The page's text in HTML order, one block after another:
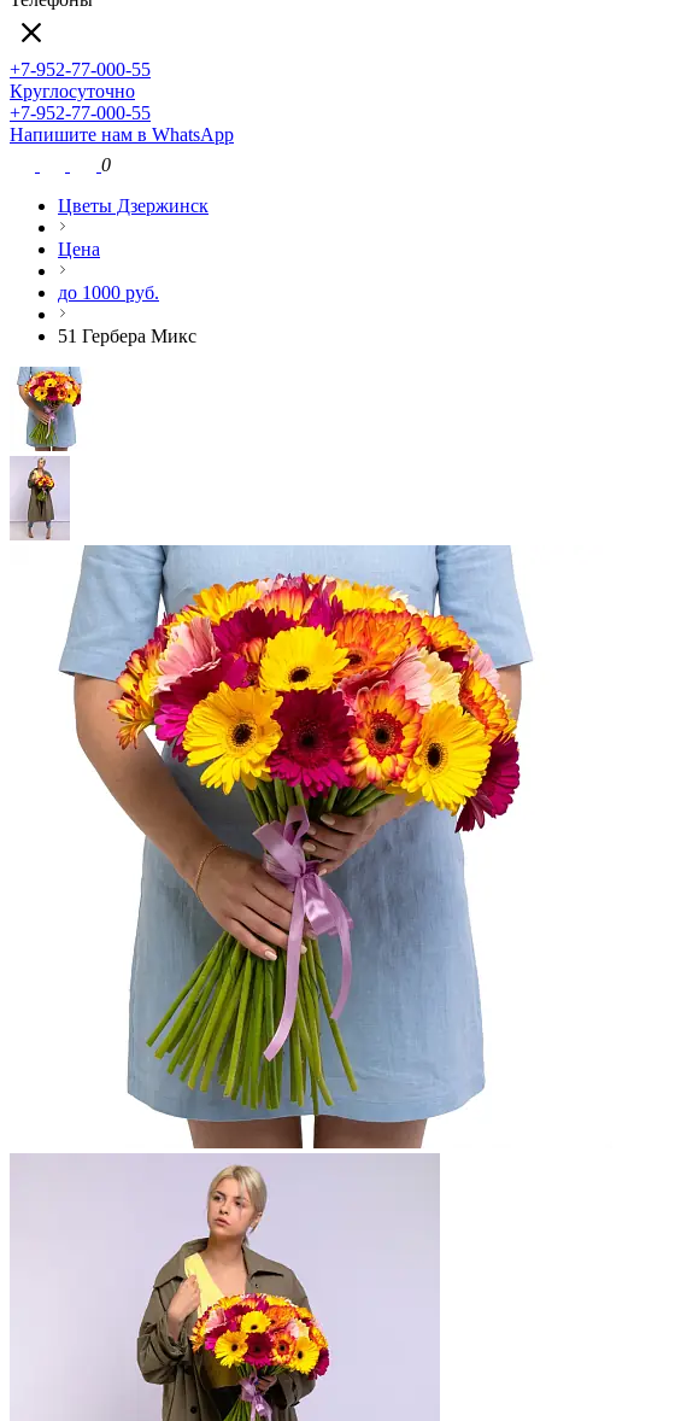
+7-952-77-000-55
Круглосуточно
+7-952-77-000-55
Напишите нам в WhatsApp
0
Цветы Дзержинск
Цена
до 1000 руб.
51 Гербера Микс